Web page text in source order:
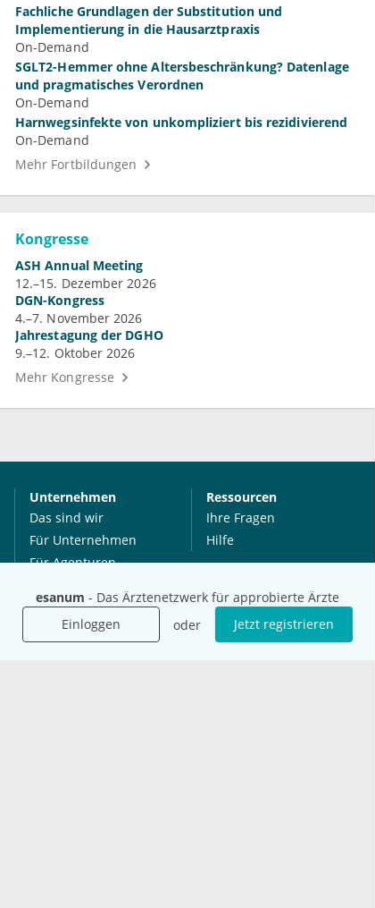
esanum - Das Ärztenetzwerk für approbierte Ärzte
Einloggen
oder Jetzt registrieren
Fachliche Grundlagen der Substitution und
Implementierung in die Hausarztpraxis
On-Demand
SGLT2-Hemmer ohne Altersbeschränkung? Datenlage
und pragmatisches Verordnen
On-Demand
Harnwegsinfekte von unkompliziert bis rezidivierend
On-Demand
Mehr Fortbildungen
Kongresse
ASH Annual Meeting
12.–15. Dezember 2026
DGN-Kongress
4.–7. November 2026
Jahrestagung der DGHO
9.–12. Oktober 2026
Mehr Kongresse
Unternehmen
Das sind wir
Für Unternehmen
Für Agenturen
Presse
Karriere
Ressourcen
Ihre Fragen
Hilfe